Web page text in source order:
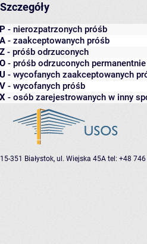
Szczegóły
P - nierozpatrzonych próśb
A - zaakceptowanych próśb
Z - próśb odrzuconych
O - próśb odrzuconych permanentnie
U - wycofanych zaakceptowanych
V - wycofanych próśb
X - osób zarejestrowanych w inny
15-351 Białystok, ul. Wiejska 45A tel: +48